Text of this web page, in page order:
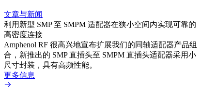
文章与新闻
利用新型 SMP 至 SMPM 适配器在狭小空间内实现可靠的
高密度连接
Amphenol RF 很高兴地宣布扩展我们的同轴适配器产品组
合，新推出的 SMP 直插头至 SMPM 直插头适配器采用小
尺寸封装，具有高频性能。
更多信息